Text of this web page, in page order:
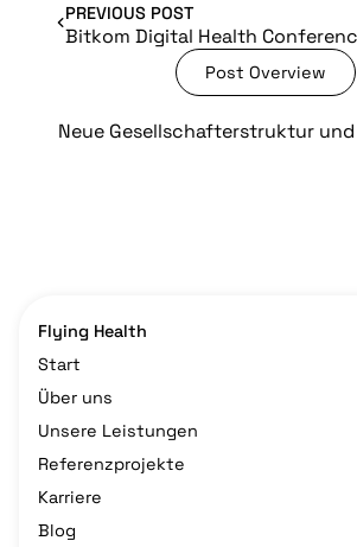
PREVIOUS POST
Post Overview
Flying Health
Start
Über uns
Unsere Leistungen
Referenzprojekte
Karriere
Blog